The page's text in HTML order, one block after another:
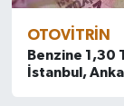
OTOVITRIN
Benzine 1,30
İstanbul,